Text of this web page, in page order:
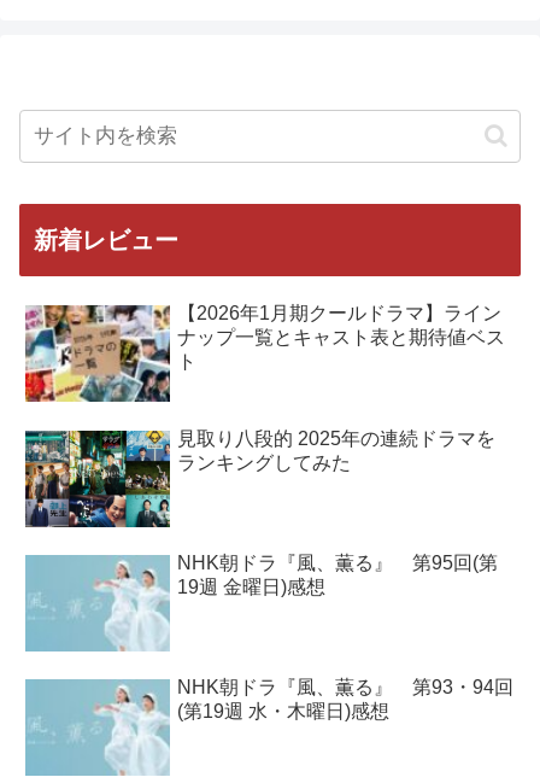
新着レビュー
【2026年1月期クールドラマ】ライン
ナップ一覧とキャスト表と期待値ベス
ト
見取り八段的 2025年の連続ドラマを
ランキングしてみた
NHK朝ドラ『風、薫る』 第95回(第
19週 金曜日)感想
NHK朝ドラ『風、薫る』 第93・94回
(第19週 水・木曜日)感想